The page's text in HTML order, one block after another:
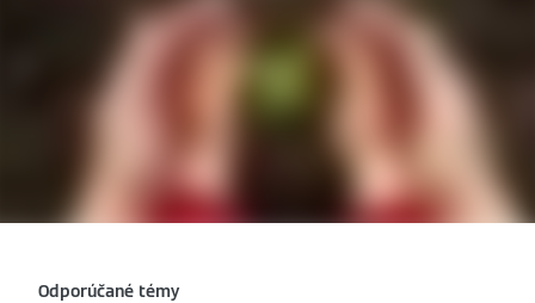
Odporúčané témy